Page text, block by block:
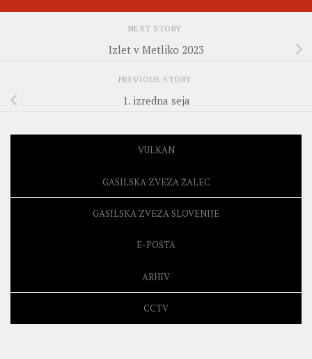
NEXT STORY
Izlet v Metliko 2023
PREVIOUS STORY
1. izredna seja
VULKAN
GASILSKA ZVEZA ŽALEC
GASILSKA ZVEZA SLOVENIJE
E-POŠTA
ARHIV
CCTV